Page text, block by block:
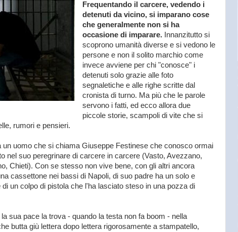
Frequentando il carcere, vedendo i
detenuti da vicino, si imparano cose
che generalmente non si ha
occasione di imparare.Innanzitutto si
scoprono umanità diverse e si vedono le
persone e non il solito marchio come
invece avviene per chi "conosce" i
detenuti solo grazie alle foto
segnaletiche e alle righe scritte dal
cronista di turno. Ma più che le parole
servono i fatti, ed ecco allora due
piccole storie, scampoli di vite che si
rumori e pensieri.
un uomo che si chiama Giuseppe Festinese che conosco ormai
nel suo peregrinare di carcere in carcere (Vasto, Avezzano,
Chieti). Con se stesso non vive bene, con gli altri ancora
cassettone nei bassi di Napoli, di suo padre ha un solo e
un colpo di pistola che l'ha lasciato steso in una pozza di
sua pace la trova - quando la testa non fa boom - nella
butta giù lettera dopo lettera rigorosamente a stampatello,